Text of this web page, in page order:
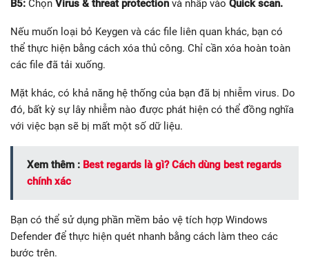
B5: Chọn Virus & threat protection và nhấp vào Quick scan.
Nếu muốn loại bỏ Keygen và các file liên quan khác, bạn có
thể thực hiện bằng cách xóa thủ công. Chỉ cần xóa hoàn toàn
các file đã tải xuống.
Mặt khác, có khả năng hệ thống của bạn đã bị nhiễm virus. Do
đó, bất kỳ sự lây nhiễm nào được phát hiện có thể đồng nghĩa
với việc bạn sẽ bị mất một số dữ liệu.
Xem thêm : Best regards là gì? Cách dùng best regards
chính xác
Bạn có thể sử dụng phần mềm bảo vệ tích hợp Windows
Defender để thực hiện quét nhanh bằng cách làm theo các
bước trên.